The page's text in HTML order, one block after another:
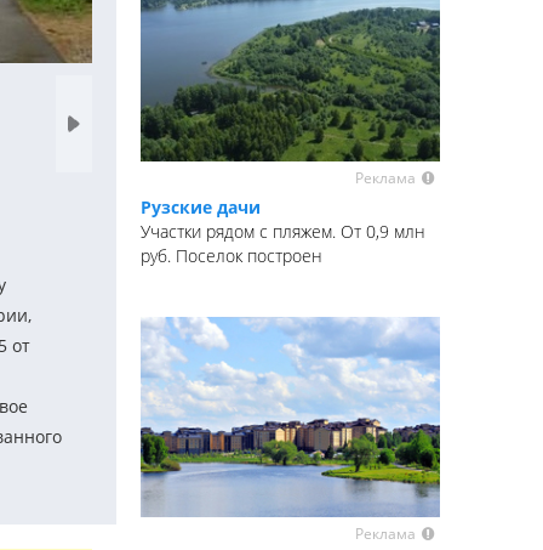
от
Реклама
Рузские дачи
Участки рядом с пляжем. От 0,9 млн
руб. Поселок построен
Реклама